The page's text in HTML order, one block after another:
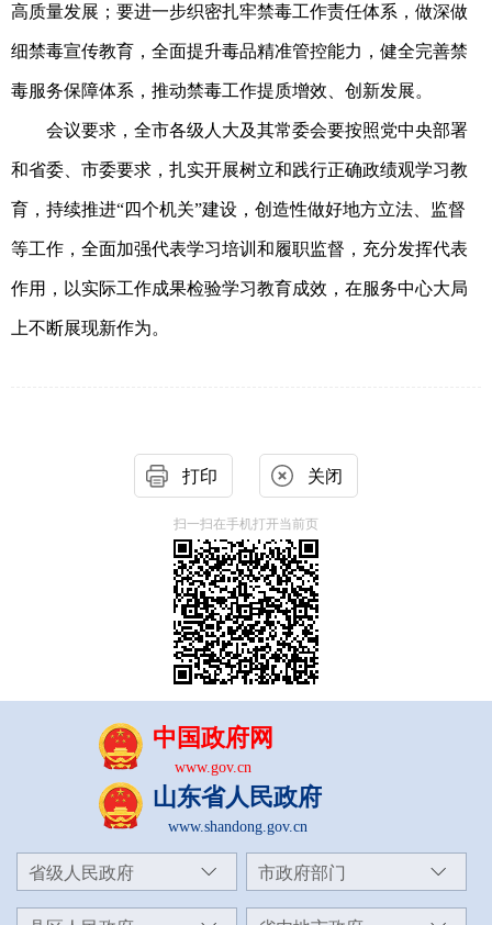
高质量发展；要进一步织密扎牢禁毒工作责任体系，做深做
细禁毒宣传教育，全面提升毒品精准管控能力，健全完善禁
毒服务保障体系，推动禁毒工作提质增效、创新发展。
会议要求，全市各级人大及其常委会要按照党中央部署
和省委、市委要求，扎实开展树立和践行正确政绩观学习教
育，持续推进“四个机关”建设，创造性做好地方立法、监督
等工作，全面加强代表学习培训和履职监督，充分发挥代表
作用，以实际工作成果检验学习教育成效，在服务中心大局
上不断展现新作为。
打印 关闭
扫一扫在手机打开当前页
中国政府网
www.gov.cn
山东省人民政府
www.shandong.gov.cn
省级人民政府 市政府部门